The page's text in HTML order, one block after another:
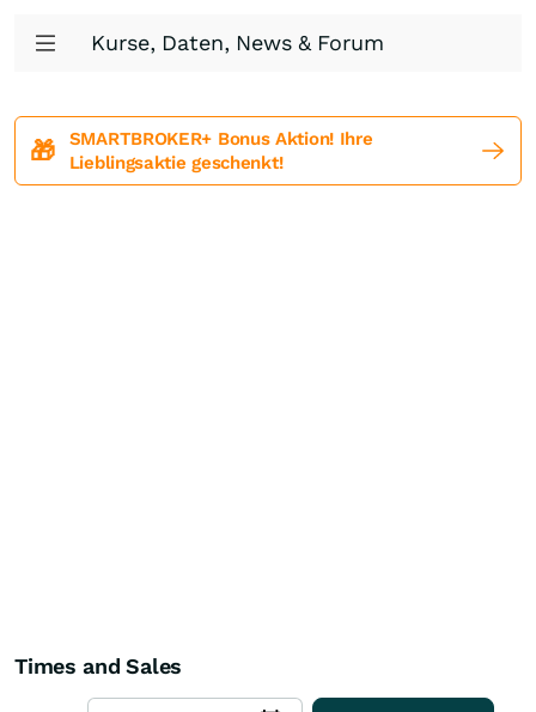
Kurse, Daten, News & Forum
🎁
SMARTBROKER+ Bonus Aktion! Ihre
Lieblingsaktie geschenkt!
Times and Sales